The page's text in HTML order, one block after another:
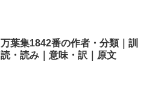
万葉集1842番の作者・分類｜訓
読・読み｜意味・訳｜原文